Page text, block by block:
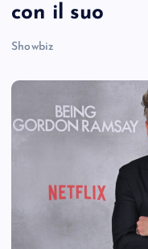
con il suo
Showbiz